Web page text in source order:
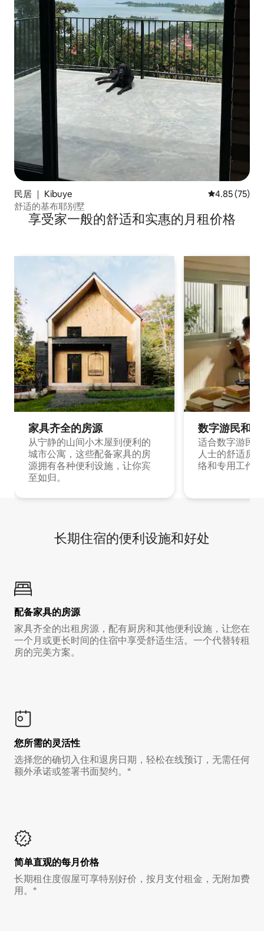
民居 ｜ Kibuye 平均评分
4.85 (75)
舒适的基布耶别墅
享受家一般的舒适和实惠的月租价格
家具齐全的房源
从宁静的山间小木屋到便利的
城市公寓，这些配备家具的房
源拥有各种便利设施，让你宾
至如归。
数字游民和
适合数字游民
人士的舒适房
络和专用工作
长期住宿的便利设施和好处
配备家具的房源
家具齐全的出租房源，配有厨房和其他便利设施，让您在
一个月或更长时间的住宿中享受舒适生活。一个代替转租
房的完美方案。
您所需的灵活性
选择您的确切入住和退房日期，轻松在线预订，无需任何
额外承诺或签署书面契约。*
简单直观的每月价格
长期租住度假屋可享特别好价，按月支付租金，无附加费
用。*